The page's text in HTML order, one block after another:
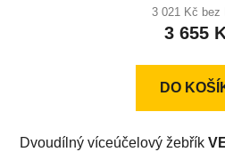
3 021 Kč bez
3 655
DO
Dvoudílný víceúčelový žebřík